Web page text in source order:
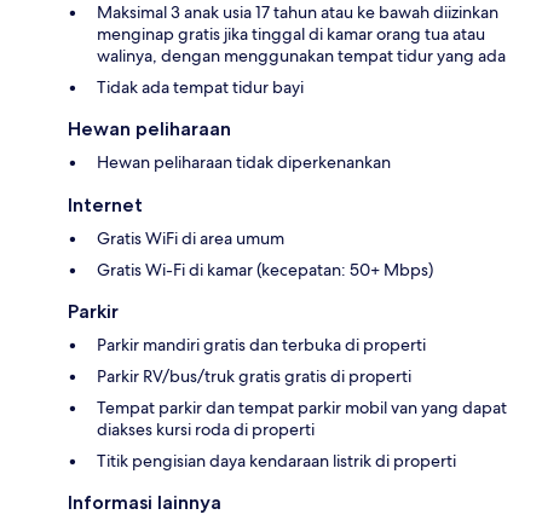
Maksimal 3 anak usia 17 tahun atau ke bawah diizinkan
menginap gratis jika tinggal di kamar orang tua atau
walinya, dengan menggunakan tempat tidur yang ada
Tidak ada tempat tidur bayi
Hewan peliharaan
Hewan peliharaan tidak diperkenankan
Internet
Gratis WiFi di area umum
Gratis Wi-Fi di kamar (kecepatan: 50+ Mbps)
Parkir
Parkir mandiri gratis dan terbuka di properti
Parkir RV/bus/truk gratis gratis di properti
Tempat parkir dan tempat parkir mobil van yang dapat
diakses kursi roda di properti
Titik pengisian daya kendaraan listrik di properti
Informasi lainnya